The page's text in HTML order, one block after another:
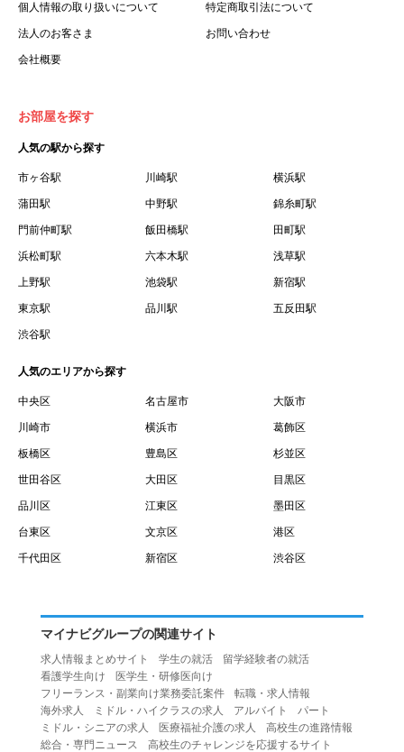
ます。
５.「会員」とは、第２章第１条に基づき会員登録が完了し
た個人を意味します。
録した情報、本サービス利用中に当社が登録を求めた情報
った場合の当該情報を意味します。
７.「本会員制度」とは、会員による本サービスの利用の促
進を目的とした会員制度を意味します。
借契約書およびオプション注文書を意味します。
９.「契約期間開始日」とは、定期建物賃貸借契約（以下
「賃貸借契約」と言います）の開始日のことで、利用者の
賃借権が発生する日を意味します。
するために、選んだ物件を保留することを意味します。
１１.「予約情報」とは、物件を予約するために必要な当社
所定の情報を意味します。物件情報や期間、オプション等
１２.「キャンセル」とは、賃貸借契約締結後から契約期間
開始日前までに、利用者が賃貸借契約を解除することを意
味します。
１３.「中途解約」とは、賃貸借契約期間の途中で、利用者
１.利用者は、本サービスを利用する上で次の各号に定める
とします。
（１）重複、虚偽の情報、または自己以外の情報を登録す
る行為
（２）第三者になりすまして本サービスを利用する行為
個人情報の取り扱いについて 特定商取引法について
法人のお客さま お問い合わせ
会社概要
お部屋を探す
人気の駅から探す
市ヶ谷駅 川崎駅 横浜駅
蒲田駅 中野駅 錦糸町駅
門前仲町駅 飯田橋駅 田町駅
浜松町駅 六本木駅 浅草駅
上野駅 池袋駅 新宿駅
東京駅 品川駅 五反田駅
渋谷駅
人気のエリアから探す
中央区 名古屋市 大阪市
川崎市 横浜市 葛飾区
板橋区 豊島区 杉並区
世田谷区 大田区 目黒区
品川区 江東区 墨田区
台東区 文京区 港区
千代田区 新宿区 渋谷区
マイナビグループの関連サイト
求人情報まとめサイト 学生の就活
留学経験者の就活
看護学生向け
医学生・研修医向け
フリーランス・副業向け業務委託案件
転職・求人情報
海外求人
ミドル・ハイクラスの求人 アルバイト
パート
ミドル・シニアの求人
医療福祉介護の求人
高校生の進路情報
総合・専門ニュース
高校生のチャレンジを応援するサイト